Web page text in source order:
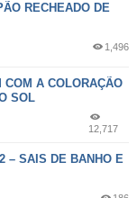
RECHEADO DE
1,496
COM A COLORAÇÃO
SOL
12,717
– SAIS DE BANHO E